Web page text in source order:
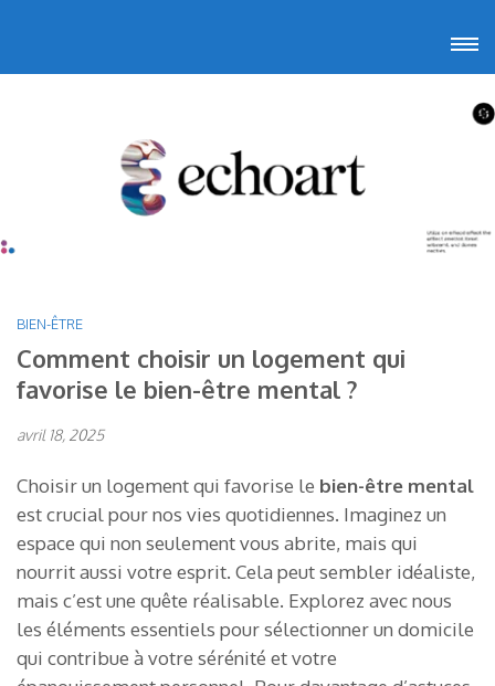
contenu
BIEN-ÊTRE
Comment choisir un logement qui
favorise le bien-être mental ?
avril 18, 2025
Choisir un logement qui favorise le bien-être mental
est crucial pour nos vies quotidiennes. Imaginez un
espace qui non seulement vous abrite, mais qui
nourrit aussi votre esprit. Cela peut sembler idéaliste,
mais c’est une quête réalisable. Explorez avec nous
les éléments essentiels pour sélectionner un domicile
qui contribue à votre sérénité et votre